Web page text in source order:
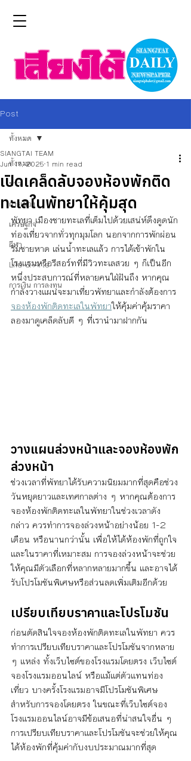
Post
ทั้งหมด
ข่าว
การเมือง
เศรษฐกิจ
กีฬา
Life & Arts
การเงิน การลงทุน
ทั้งหมด
เปิดเคล็ดลับจองห้องพักติด
ทะเลในพัทยาให้คุ้มสุด
SIANGTAI TEAM
Jun 11, 2025 1 min read
พัทยา เมืองชายทะเลที่เต็มไปด้วยเสน่ห์ดึงดูดนัก
ท่องเที่ยวจากทั่วทุกมุมโลก นอกจากการพักผ่อน
ริมชายหาด เล่นน้ำทะเลแล้ว การได้เข้าพักใน
โรงแรมหรือรีสอร์ทที่มีวิวทะเลสวย ๆ ก็เป็นอีก
หนึ่งประสบการณ์ที่หลายคนใฝ่ฝันถึง หากคุณ
กำลังวางแผนจะมาเที่ยวพัทยาและกำลังต้องการ
จองห้องพักติดทะเลในพัทยาให้คุ้มค่าคุ้มราคา
ลองมาดูเคล็ดลับดี ๆ ที่เรานำมาฝากกัน
วางแผนล่วงหน้าและจองห้องพัก
ล่วงหน้า
ช่วงเวลาที่พัทยาได้รับความนิยมมากที่สุดคือช่วง
วันหยุดยาวและเทศกาลต่าง ๆ หากคุณต้องการ
จองห้องพักติดทะเลในพัทยาในช่วงเวลาดัง
กล่าว ควรทำการจองล่วงหน้าอย่างน้อย 1-2
เดือน หรือนานกว่านั้น เพื่อให้ได้ห้องพักที่ถูกใจ
และในราคาที่เหมาะสม การจองล่วงหน้าจะช่วย
ให้คุณมีตัวเลือกที่หลากหลายมากขึ้น และอาจได้
รับโปรโมชันพิเศษหรือส่วนลดเพิ่มเติมอีกด้วย
เปรียบเทียบราคาและโปรโมชัน
ก่อนตัดสินใจจองห้องพักติดทะเลในพัทยา ควร
ทำการเปรียบเทียบราคาและโปรโมชันจากหลาย
ๆ แหล่ง ทั้งเว็บไซต์ของโรงแรมโดยตรง เว็บไซต์
จองโรงแรมออนไลน์ หรือแม้แต่ตัวแทนท่อง
เที่ยว บางครั้งโรงแรมอาจมีโปรโมชันพิเศษ
สำหรับการจองโดยตรง ในขณะที่เว็บไซต์จอง
โรงแรมออนไลน์อาจมีข้อเสนอที่น่าสนใจอื่น ๆ
การเปรียบเทียบราคาและโปรโมชันจะช่วยให้คุณ
ได้ห้องพักที่คุ้มค่ากับงบประมาณมากที่สุด